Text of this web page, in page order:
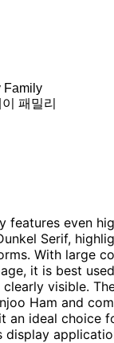
Family
패밀리
features even
Serif,
With large
it is best
visible.
Ham and
an ideal choice
display